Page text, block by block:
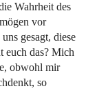
Wahrheit des
vor
gesagt, diese
euch das? Mich
obwohl mir
so